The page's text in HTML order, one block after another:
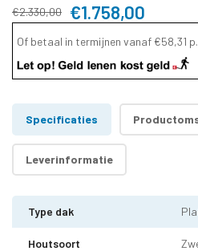
€2.330,00 €1.758,00
Of betaal in termijnen vanaf €58,31
Specificaties
Leverinformatie
Type dak
Houtsoort